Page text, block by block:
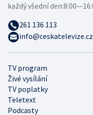
TV program
Živé vysílání
TV poplatky
Teletext
Podcasty
každý všední den:
261 136 113
info@ceskatelevize.cz